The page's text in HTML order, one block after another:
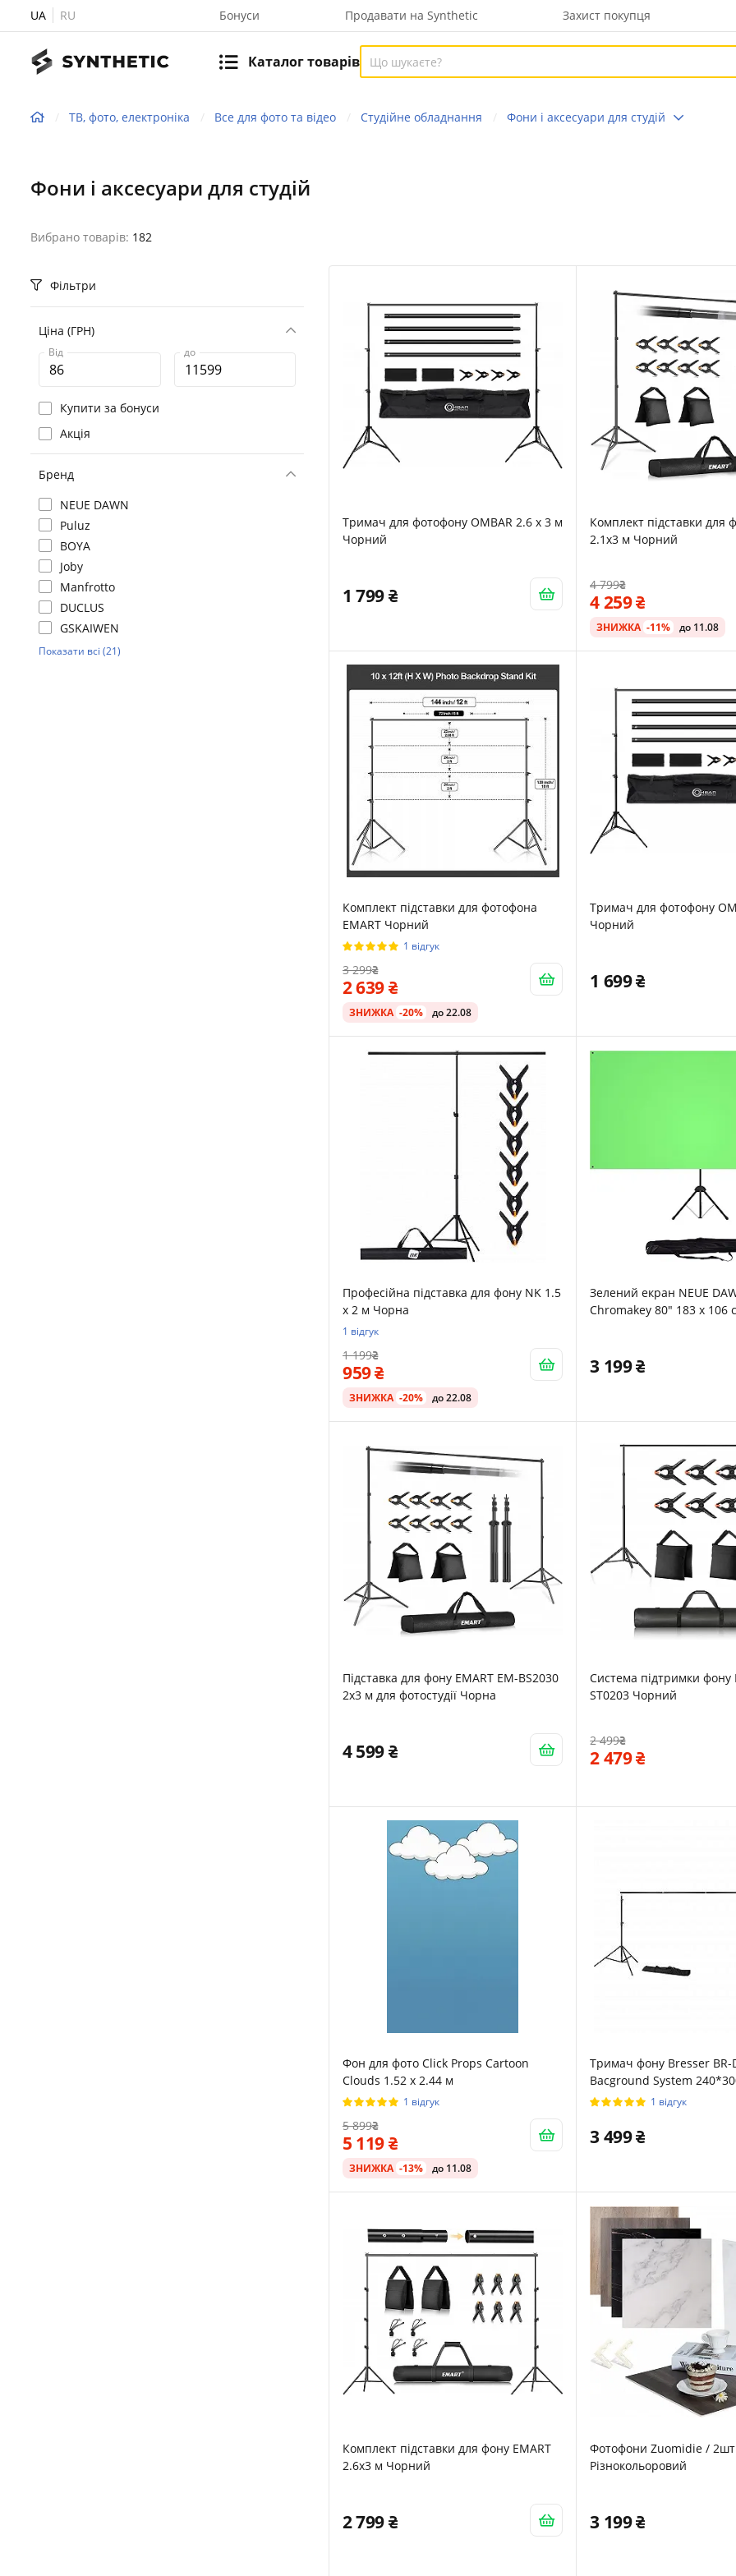
UA RU Бонуси Продавати на Synthetic Захист покупця
Каталог товарів
ТВ, фото, електроніка Все для фото та відео Студійне обладнання Фони і аксесуари для студій
Фони і аксесуари для студій
Вибрано товарів: 182
Фільтри
Ціна (ГРН)
Від до
Купити за бонуси
Акція
Бренд
NEUE DAWN
Puluz
BOYA
Joby
Manfrotto
DUCLUS
GSKAIWEN
Показати всі (21)
Тримач для фотофону OMBAR 2.6 x 3 м
Чорний
1 799
Комплект підставки для
2.1x3 м Чорний
4 799
4 259
ЗНИЖКА -11% до 11.08
Комплект підставки для фотофона
EMART Чорний
1 відгук
3 299
2 639
ЗНИЖКА -20% до 22.08
Тримач для фотофону
Чорний
1 699
Професійна підставка для фону NK 1.5
x 2 м Чорна
1 відгук
1 199
959
ЗНИЖКА -20% до 22.08
Зелений екран NEUE
Chromakey 80" 183 x 106
3 199
Підставка для фону EMART EM-BS2030
2x3 м для фотостудії Чорна
4 599
Cистема підтримки фону
ST0203 Чорний
2 499
2 479
Фон для фото Click Props Cartoon
Clouds 1.52 х 2.44 м
1 відгук
5 899
5 119
ЗНИЖКА -13% до 11.08
Тримач фону Bresser BR-
Bacground System
1 відгук
3 499
Комплект підставки для фону EMART
2.6x3 м Чорний
2 799
Фотофони Zuomidie /
Різнокольоровий
3 199